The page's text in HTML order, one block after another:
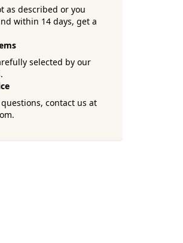
as described or you
within 14 days, get a
selected by our
contact us at